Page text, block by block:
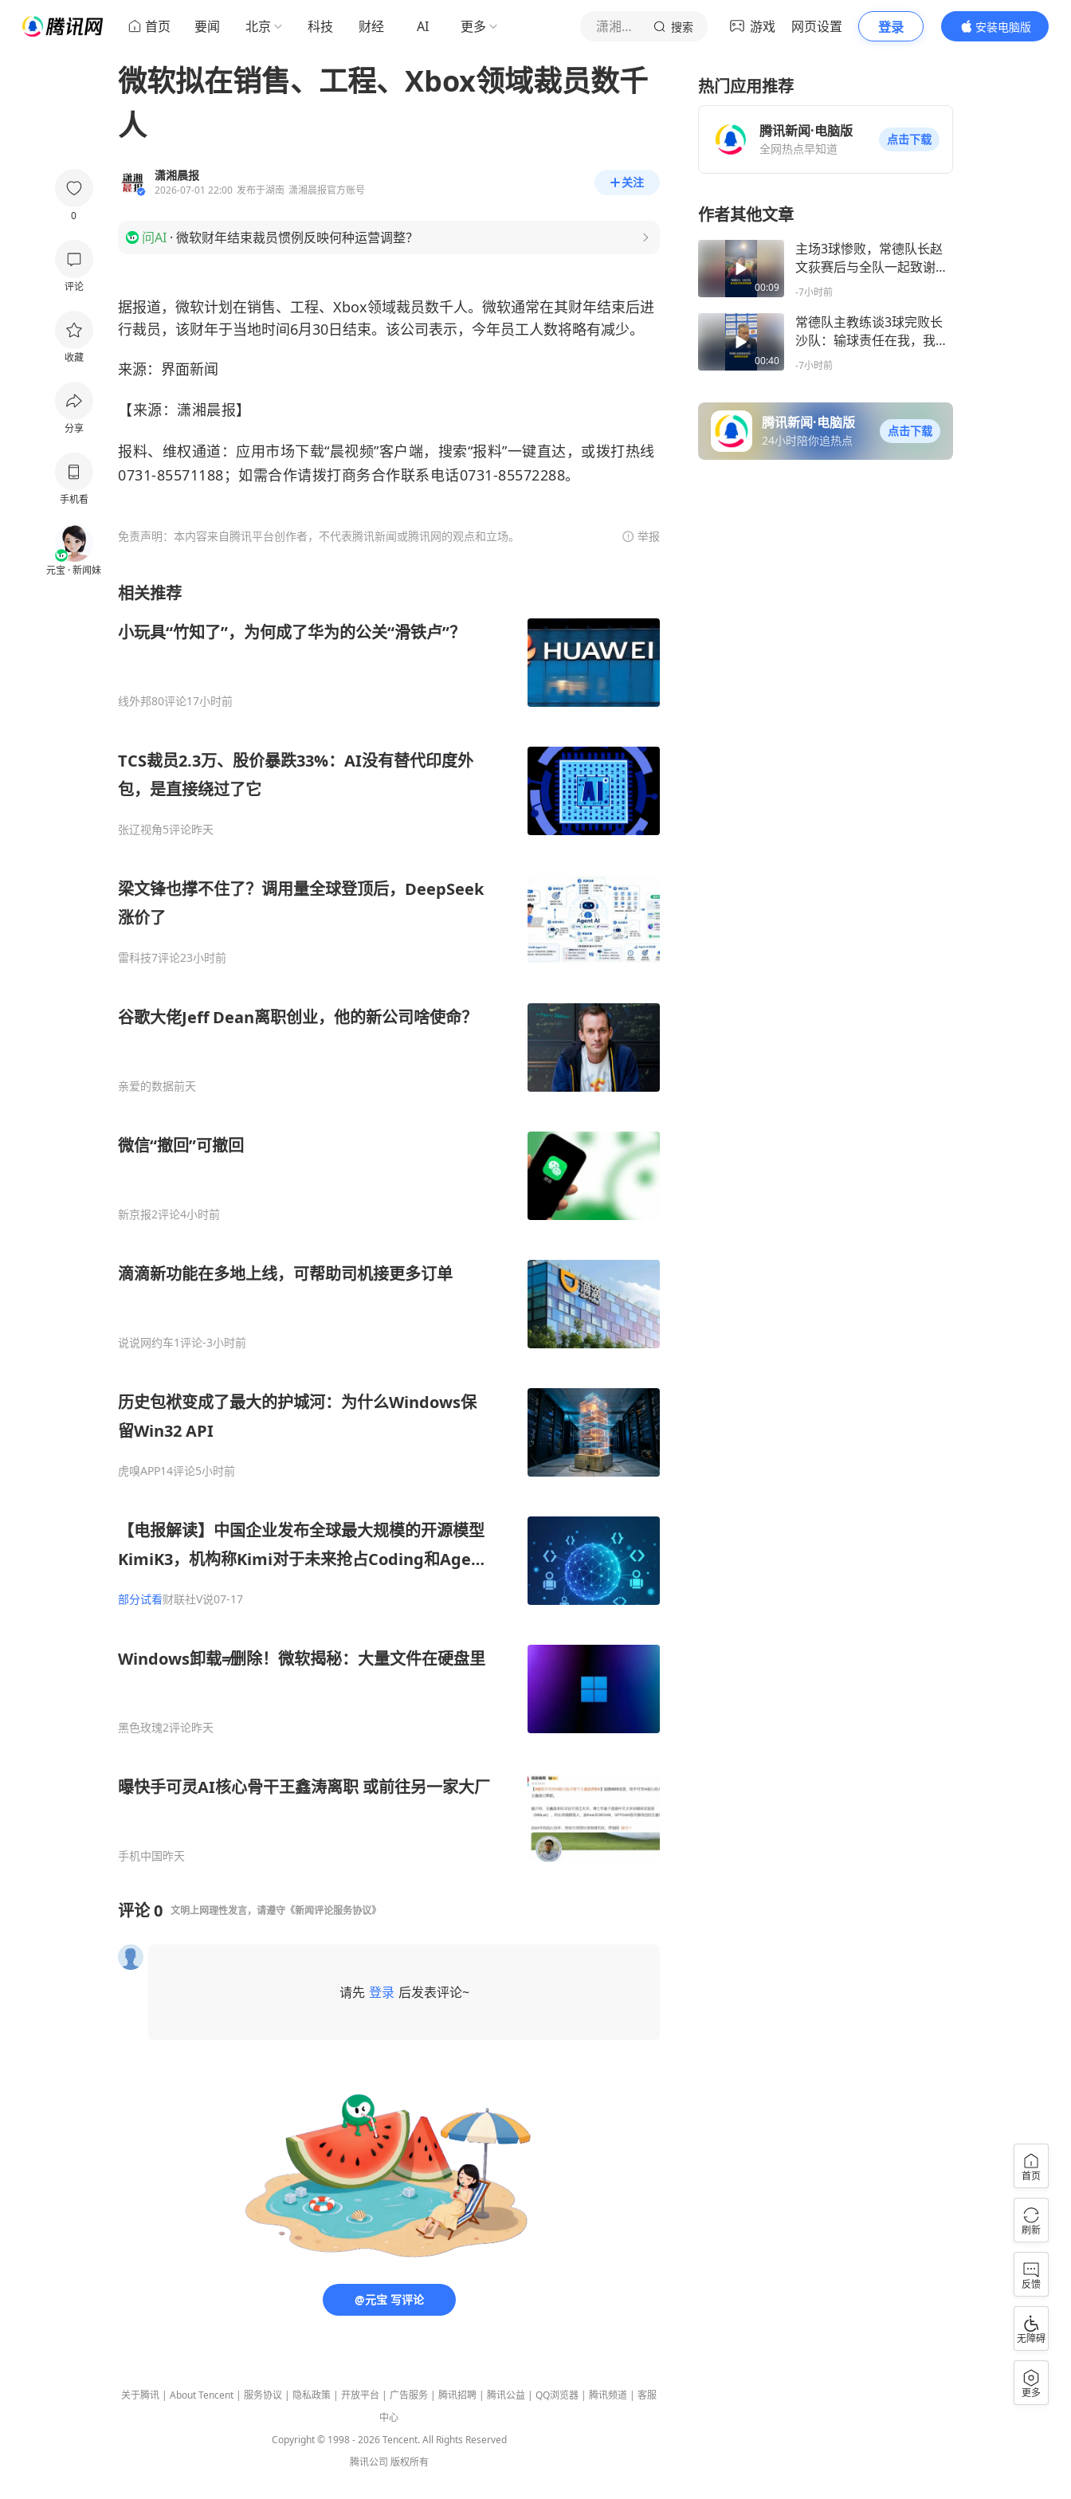
首页 要闻 北京 科技 财经 AI 更多 潇湘晨报 搜索 游戏 网页设置 登录
安装电脑版
内容更精彩
0
评论
收藏
分享
手机看
元宝 · 新闻妹
微软拟在销售、工程、Xbox领域裁员数千
人
潇湘晨报
2026-07-01 22:00 发布于湖南 潇湘晨报官方账号
关注
问AI · 微软财年结束裁员惯例反映何种运营调整？
据报道，微软计划在销售、工程、Xbox领域裁员数千人。微软通常在其财年结束后进
行裁员，该财年于当地时间6月30日结束。该公司表示，今年员工人数将略有减少。
来源： 界面新闻
【来源：潇湘晨报】
报料、维权通道：应用市场下载“晨视频”客户端，搜索“报料”一键直达，或拨打热线
0731-85571188；如需合作请拨打商务合作联系电话0731-85572288。
免责声明：本内容来自腾讯平台创作者，不代表腾讯新闻或腾讯网的观点和立场。 举报
相关推荐
小玩具“竹知了”，为何成了华为的公关“滑铁卢”？
线外邦80评论17小时前
TCS裁员2.3万、股价暴跌33%：AI没有替代印度外
包，是直接绕过了它
张辽视角5评论昨天
梁文锋也撑不住了？调用量全球登顶后，DeepSeek
涨价了
雷科技7评论23小时前
谷歌大佬Jeff Dean离职创业，他的新公司啥使命？
亲爱的数据前天
微信“撤回”可撤回
新京报2评论4小时前
滴滴新功能在多地上线，可帮助司机接更多订单
说说网约车1评论-3小时前
历史包袱变成了最大的护城河：为什么Windows保
留Win32 API
虎嗅APP14评论5小时前
【电报解读】中国企业发布全球最大规模的开源模型
KimiK3，机构称Kimi对于未来抢占Coding和Agent
部分试看财联社V说07-17
Windows卸载≠删除！微软揭秘：大量文件在硬盘里
黑色玫瑰2评论昨天
曝快手可灵AI核心骨干王鑫涛离职 或前往另一家大厂
手机中国昨天
评论0 文明上网理性发言，请遵守 《新闻评论服务协议》
请先 登录 后发表评论~
@元宝 写评论
关于腾讯 | About Tencent | 服务协议 | 隐私政策 | 开放平台 | 广告服务 | 腾讯招聘 | 腾讯公益 | QQ浏览器 | 腾讯频道 | 客服
中心
Copyright © 1998 -2026Tencent. All Rights Reserved
腾讯公司 版权所有
热门应用推荐
腾讯新闻·电脑版
全网热点早知道
点击下载
作者其他文章
00:09
主场3球惨败，常德队长赵
文荻赛后与全队一起致谢球
迷，脸上满是不甘与自责
-7小时前
00:40
常德队主教练谈3球完败长
沙队：输球责任在我，我们
和对手确实不是一个级别
-7小时前
腾讯新闻·电脑版
24小时陪你追热点
点击下载
首页
刷新
反馈
无障碍
更多